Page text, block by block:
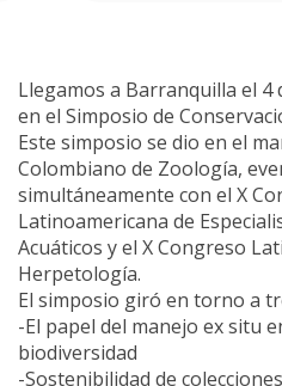
Llegamos a Barranquilla el
en el Simposio de
Este simposio se dio en el
Colombiano de Zoología,
simultáneamente con el X
Latinoamericana de
Acuáticos y el X Congreso
Herpetología.
El simposio giró en torno a
-El papel del manejo ex situ
biodiversidad
-Sostenibilidad de